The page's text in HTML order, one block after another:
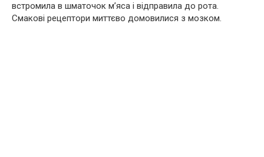
встромила в шматочок м’яса і відправила до рота.
Смакові рецептори миттєво домовилися з мозком.